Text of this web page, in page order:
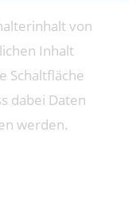
von
Inhalt
Schaltfläche
dabei Daten
werden.